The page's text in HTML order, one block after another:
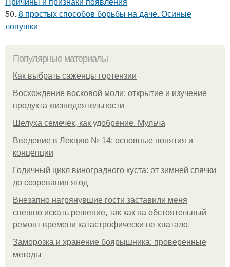
50. 8 простых способов борьбы на даче. Осиные
ловушки
Популярные материалы
Как выбрать саженцы гортензии
Восхождение восковой моли: открытие и изучение
продукта жизнедеятельности
Шелуха семечек, как удобрение. Мульча
Введение в Лекцию № 14: основные понятия и
концепции
Годичный цикл виноградного куста: от зимней спячки
до созревания ягод
Внезапно нагрянувшие гости заставили меня
спешно искать решение, так как на обстоятельный
ремонт времени катастрофически не хватало.
Заморозка и хранение боярышника: проверенные
методы